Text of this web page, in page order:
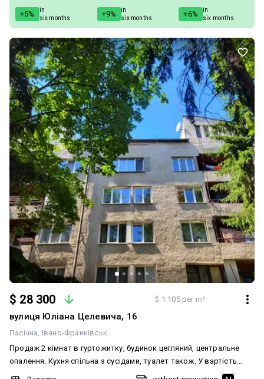
+5%
in
six months
+9%
in
six months
+6%
in
six months
$ 28 300 $ 1 105 per m²
вулиця Юліана Целевича, 16
Пасічна Івано-Франківськ
Продаж 2 кімнат в гуртожитку, будинок цегляний, центральне
опалення. Кухня спільна з сусідами, туалет також. У вартість
входить ще 2 кладовки та приміщення для ванної кімнати.